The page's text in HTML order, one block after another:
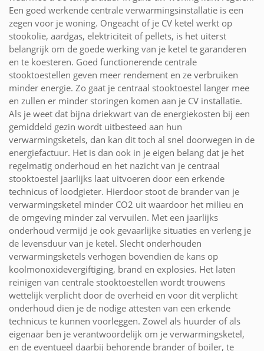
Een goed werkende centrale verwarmingsinstallatie is een
zegen voor je woning. Ongeacht of je CV ketel werkt op
stookolie, aardgas, elektriciteit of pellets, is het uiterst
belangrijk om de goede werking van je ketel te garanderen
en te koesteren. Goed functionerende centrale
stooktoestellen geven meer rendement en ze verbruiken
minder energie. Zo gaat je centraal stooktoestel langer mee
en zullen er minder storingen komen aan je CV installatie.
Als je weet dat bijna driekwart van de energiekosten bij een
gemiddeld gezin wordt uitbesteed aan hun
verwarmingsketels, dan kan dit toch al snel doorwegen in de
energiefactuur. Het is dan ook in je eigen belang dat je het
regelmatig onderhoud en het nazicht van je centraal
stooktoestel jaarlijks laat uitvoeren door een erkende
technicus of loodgieter. Hierdoor stoot de brander van je
verwarmingsketel minder CO2 uit waardoor het milieu en
de omgeving minder zal vervuilen. Met een jaarlijks
onderhoud vermijd je ook gevaarlijke situaties en verleng je
de levensduur van je ketel. Slecht onderhouden
verwarmingsketels verhogen bovendien de kans op
koolmonoxidevergiftiging, brand en explosies. Het laten
reinigen van centrale stooktoestellen wordt trouwens
wettelijk verplicht door de overheid en voor dit verplicht
onderhoud dien je de nodige attesten van een erkende
technicus te kunnen voorleggen. Zowel als huurder of als
eigenaar ben je verantwoordelijk om je verwarmingsketel,
en de eventueel daarbij behorende brander of boiler, te